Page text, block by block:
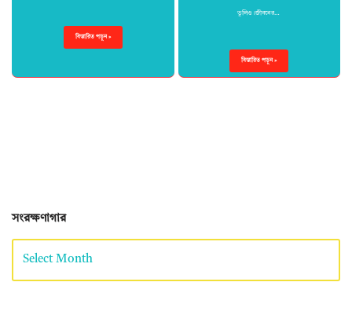
বিস্তারিত পড়ুন »
ভুলিও।জীবনের…
বিস্তারিত পড়ুন »
সংরক্ষণাগার